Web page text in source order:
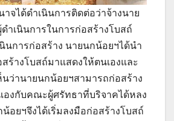
จได้ดำเนินการติดต่อว่าจ้างนาย
ำเนินการในการก่อสร้างโบสถ์
นการก่อสร้าง นายนกน้อยฯได้นำ
ร้างโบสถ์มาแสดงให้ตนเองและ
ว่านายนกน้อยฯสามารถก่อสร้าง
องกับคณะผู้ศรัทธาที่บริจาคได้หลง
อยฯจึงได้เริ่มลงมือก่อสร้างโบสถ์